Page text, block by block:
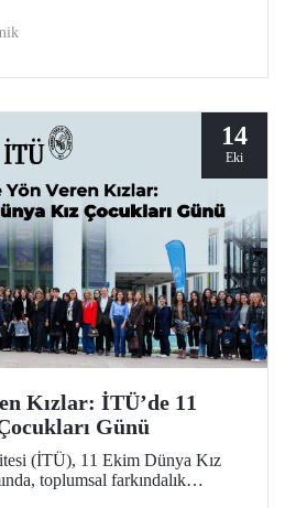
14
Eki
Kızlar: İTÜ’de 11
Günü
(İTÜ), 11 Ekim Dünya Kız
toplumsal farkındalık